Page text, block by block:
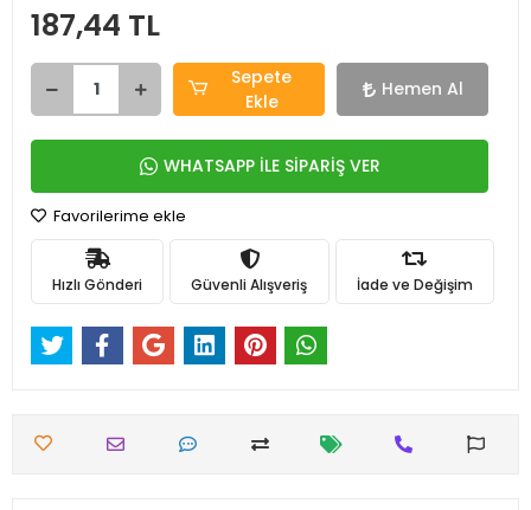
187,44 TL
Sepete
Ekle
Hemen Al
WHATSAPP İLE SİPARİŞ VER
Favorilerime ekle
Hızlı Gönderi Güvenli Alışveriş İade ve Değişim